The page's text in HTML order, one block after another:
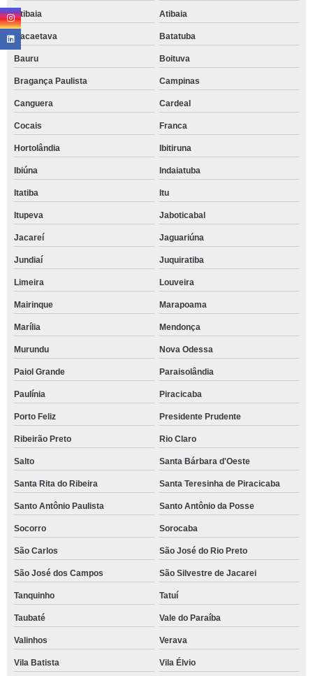
Atibaia Atibaia
Bacaetava Batatuba
Bauru Boituva
Bragança Paulista Campinas
Canguera Cardeal
Cocais Franca
Hortolândia Ibitiruna
Ibiúna Indaiatuba
Itatiba Itu
Itupeva Jaboticabal
Jacareí Jaguariúna
Jundiaí Juquiratiba
Limeira Louveira
Mairinque Marapoama
Marília Mendonça
Murundu Nova Odessa
Paiol Grande Paraisolândia
Paulínia Piracicaba
Porto Feliz Presidente Prudente
Ribeirão Preto Rio Claro
Salto Santa Bárbara d'Oeste
Santa Rita do Ribeira Santa Teresinha de Piracicaba
Santo Antônio Paulista Santo Antônio da Posse
Socorro Sorocaba
São Carlos São José do Rio Preto
São José dos Campos São Silvestre de Jacarei
Tanquinho Tatuí
Taubaté Vale do Paraíba
Valinhos Verava
Vila Batista Vila Élvio